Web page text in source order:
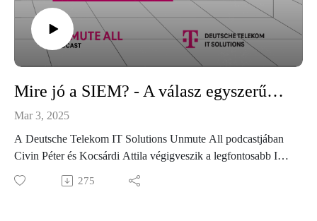
Mire jó a SIEM? - A válasz egyszerűbb mint ennek a szónak a kiejtése.
Mar 3, 2025
A Deutsche Telekom IT Solutions Unmute All podcastjában
Civin Péter és Kocsárdi Attila végigveszik a legfontosabb IT
biztonsági rövidítéseket, a SOC-tól kezdve az EDR-en és
XDR-en át egészen az XSIAM-ig. Ha szeretnéd jobban
275